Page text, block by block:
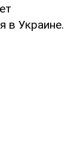
в Украине.